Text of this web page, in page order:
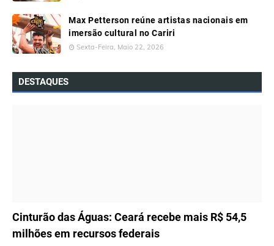
Max Petterson reúne artistas nacionais em
imersão cultural no Cariri
Sexta-Feira, Maio 22, 2026
DESTAQUES
ÚLTIMAS NOTÍCIAS
Cinturão das Águas: Ceará recebe mais R$ 54,5
milhões em recursos federais